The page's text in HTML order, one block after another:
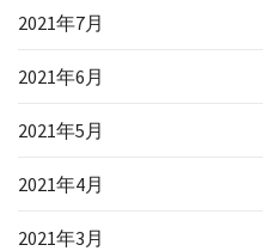
2021年7月
2021年6月
2021年5月
2021年4月
2021年3月